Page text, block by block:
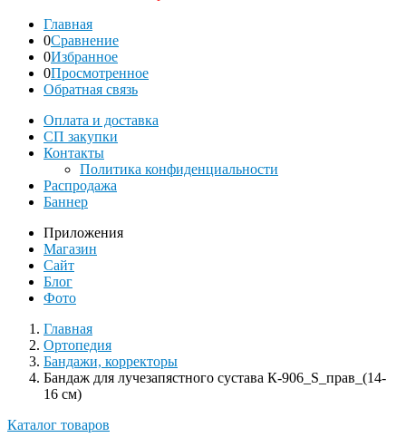
Главная
0Сравнение
0Избранное
0Просмотренное
Обратная связь
Оплата и доставка
СП закупки
Контакты
Политика конфиденциальности
Распродажа
Баннер
Приложения
Магазин
Сайт
Блог
Фото
Главная
Ортопедия
Бандажи, корректоры
Бандаж для лучезапястного сустава К-906_S_прав_(14-
16 см)
Каталог товаров